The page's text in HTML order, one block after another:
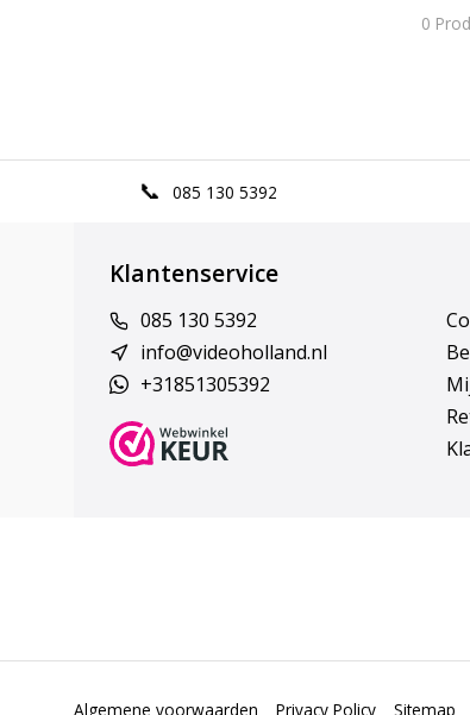
0
085 130 5392
Klantenservice
085 130 5392
info@videoholland.nl
+31851305392
Algemene voorwaarden Privacy Policy Sitemap